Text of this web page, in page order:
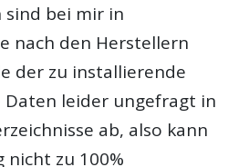
bei mir in
nach den Herstellern
der zu installierende
Daten leider ungefragt in
ab, also kann
nicht zu 100%